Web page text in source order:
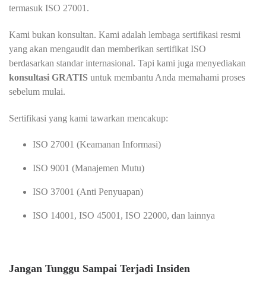
termasuk ISO 27001.
Kami bukan konsultan. Kami adalah lembaga sertifikasi resmi
yang akan mengaudit dan memberikan sertifikat ISO
berdasarkan standar internasional. Tapi kami juga menyediakan
konsultasi GRATIS untuk membantu Anda memahami proses
sebelum mulai.
Sertifikasi yang kami tawarkan mencakup:
ISO 27001 (Keamanan Informasi)
ISO 9001 (Manajemen Mutu)
ISO 37001 (Anti Penyuapan)
ISO 14001, ISO 45001, ISO 22000, dan lainnya
Jangan Tunggu Sampai Terjadi Insiden